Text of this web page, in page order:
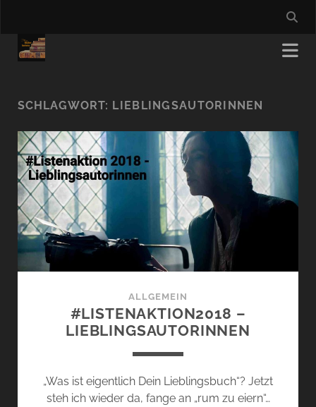
SCHLAGWORT: LIEBLINGSAUTORINNEN
ALLGEMEIN
#LISTENAKTION2018 –
LIEBLINGSAUTORINNEN
„Was ist eigentlich Dein Lieblingsbuch“? Jetzt
steh ich wieder da, fange an „rum zu eiern“…